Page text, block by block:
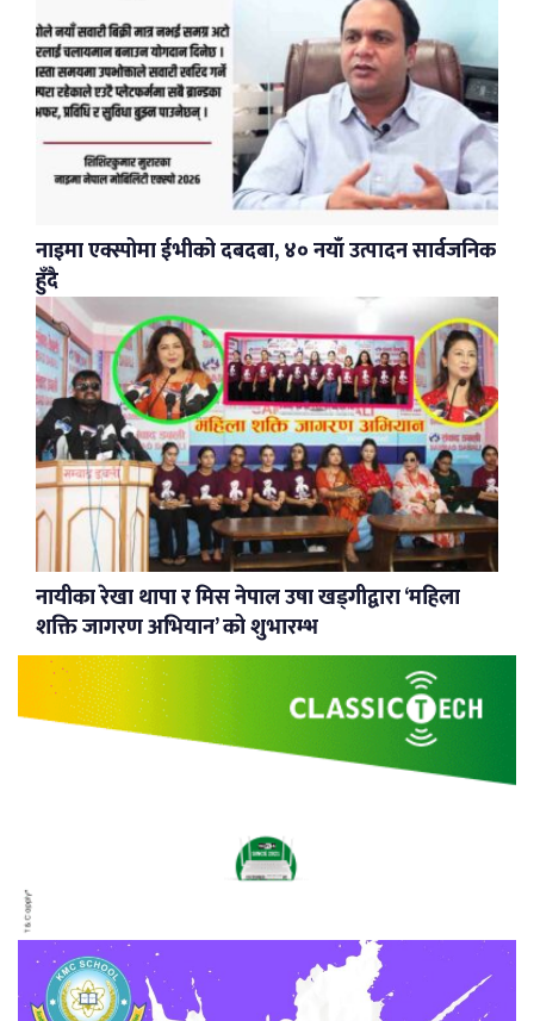
नाइमा एक्स्पोमा ईभीको दबदबा, ४० नयाँ उत्पादन सार्वजनिक
हुँदै
नायीका रेखा थापा र मिस नेपाल उषा खड्गीद्वारा ‘महिला
शक्ति जागरण अभियान’ को शुभारम्भ